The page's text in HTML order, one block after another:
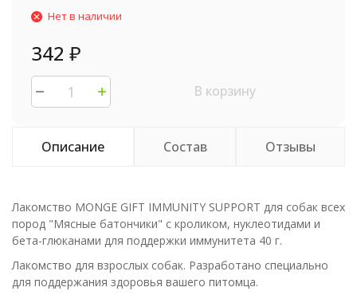
Нет в наличии
342 ₽
В корзину
Описание Состав Отзывы
Лакомство MONGE GIFT IMMUNITY SUPPORT для собак всех
пород "Мясные батончики" с кроликом, нуклеотидами и
бета-глюканами для поддержки иммунитета 40 г.
Лакомство для взрослых собак. Разработано специально
для поддержания здоровья вашего питомца.